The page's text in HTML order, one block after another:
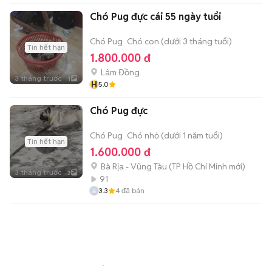
Tin hết hạn
3 tháng trước 1
Chó Pug đực cái 55 ngày tuổi
Chó Pug Chó con (dưới 3 tháng tuổi)
1.800.000 đ
Lâm Đồng
H5.0
Tin hết hạn
3 tháng trước 3
Chó Pug đực
Chó Pug Chó nhỏ (dưới 1 năm tuổi)
1.600.000 đ
Bà Rịa - Vũng Tàu (TP Hồ Chí Minh mới)
91
3.3 4 đã bán